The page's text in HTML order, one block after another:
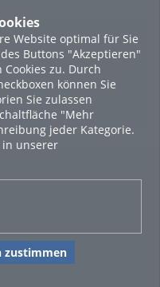
Website optimal für Sie
Buttons "Akzeptieren"
zu. Durch
können Sie
Sie zulassen
"Mehr
jeder Kategorie.
in unserer
zustimmen